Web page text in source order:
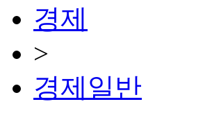
경제
>
경제일반